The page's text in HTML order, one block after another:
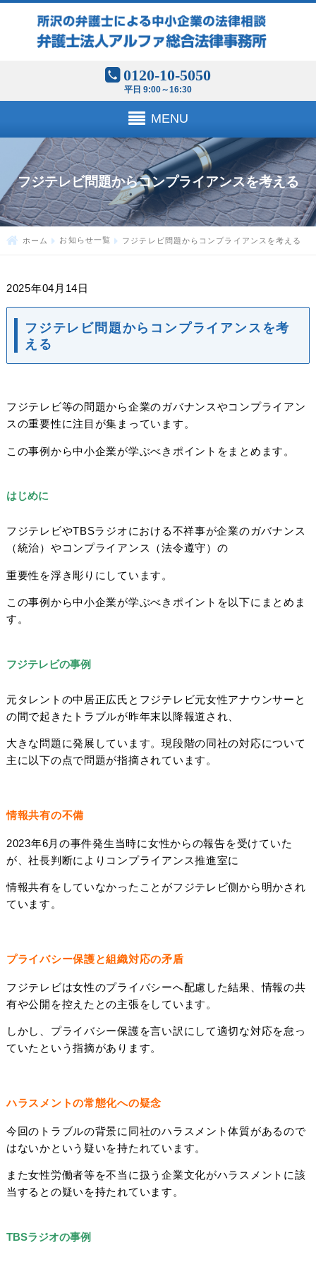
0120-10-5050
平日 9:00～16:30
MENU
フジテレビ問題からコンプライアンスを考える
ホーム お知らせ一覧 フジテレビ問題からコンプライアンスを考える
2025年04月14日
フジテレビ問題からコンプライアンスを考
える
フジテレビ等の問題から企業のガバナンスやコンプライアン
スの重要性に注目が集まっています。
この事例から中小企業が学ぶべきポイントをまとめます。
はじめに
フジテレビやTBSラジオにおける不祥事が企業のガバナンス
（統治）やコンプライアンス（法令遵守）の
重要性を浮き彫りにしています。
この事例から中小企業が学ぶべきポイントを以下にまとめま
す。
フジテレビの事例
元タレントの中居正広氏とフジテレビ元女性アナウンサーと
の間で起きたトラブルが昨年末以降報道され、
大きな問題に発展しています。現段階の同社の対応について
主に以下の点で問題が指摘されています。
情報共有の不備
2023年6月の事件発生当時に女性からの報告を受けていた
が、社長判断によりコンプライアンス推進室に
情報共有をしていなかったことがフジテレビ側から明かされ
ています。
プライバシー保護と組織対応の矛盾
フジテレビは女性のプライバシーへ配慮した結果、情報の共
有や公開を控えたとの主張をしています。
しかし、プライバシー保護を言い訳にして適切な対応を怠っ
ていたという指摘があります。
ハラスメントの常態化への疑念
今回のトラブルの背景に同社のハラスメント体質があるので
はないかという疑いを持たれています。
また女性労働者等を不当に扱う企業文化がハラスメントに該
当するとの疑いを持たれています。
TBSラジオの事例